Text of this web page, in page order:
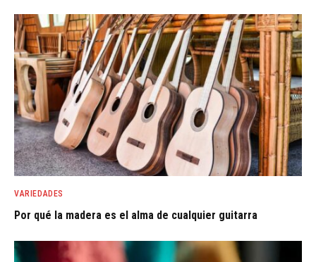
VARIEDADES
Por qué la madera es el alma de cualquier guitarra